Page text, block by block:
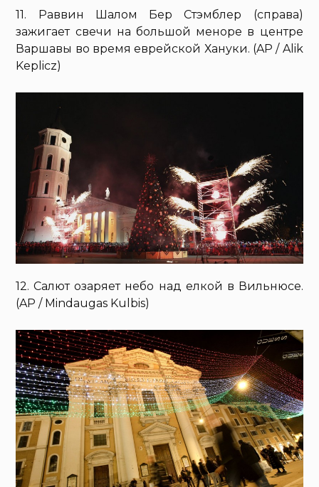
11. Раввин Шалом Бер Стэмблер (справа)
зажигает свечи на большой меноре в центре
Варшавы во время еврейской Хануки. (AP / Alik
Keplicz)
12. Салют озаряет небо над елкой в Вильнюсе.
(AP / Mindaugas Kulbis)